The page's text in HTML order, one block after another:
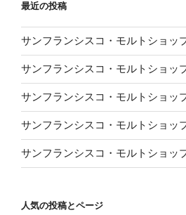
最近の投稿
サンフランシスコ・モルトショ
サンフランシスコ・モルトショ
サンフランシスコ・モルトショ
サンフランシスコ・モルトショ
サンフランシスコ・モルトショ
人気の投稿とページ